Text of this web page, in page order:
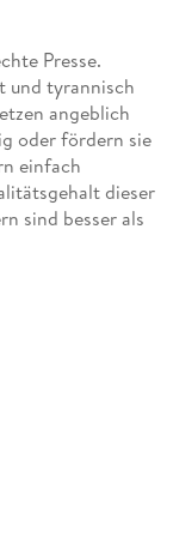
Presse.
und tyrannisch
angeblich
oder fördern sie
einfach
dieser
sind besser als